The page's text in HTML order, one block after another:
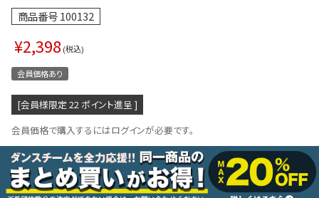
インワン／サロペット
ード
ラ・ニップレス
水着
浴衣
商品番号100132
¥2,398 税込
会員価格あり
[会員様限定 22 ポイント進呈 ]
会員価格で購入するにはログインが必要です。